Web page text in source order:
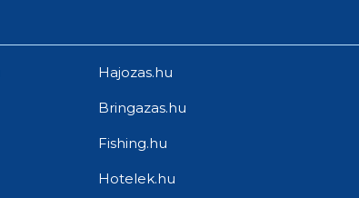
Hajozas.hu
Bringazas.hu
Fishing.hu
Hotelek.hu